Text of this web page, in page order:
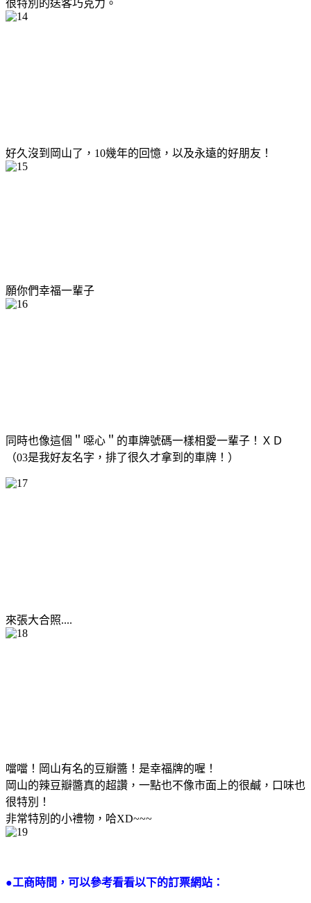
很特別的送客巧克力。
好久沒到岡山了，10幾年的回憶，以及永遠的好朋友！
願你們幸福一輩子
同時也像這個＂噁心＂的車牌號碼一樣相愛一輩子！ＸＤ
（03是我好友名字，排了很久才拿到的車牌！）
來張大合照....
噹噹！岡山有名的豆瓣醬！是幸福牌的喔！
岡山的辣豆瓣醬真的超讚，一點也不像市面上的很鹹，口味也
很特別！
非常特別的小禮物，哈XD~~~
●工商時間，可以參考看看以下的訂票網站：